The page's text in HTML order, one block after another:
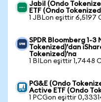
Jabil (Ondo
ETF (Ondo
1 JBLon eşittir 6,5197
SPDR Bloomberg 1-3
Tokenized)'dan
Tokenized)'na
1 BILon eşittir 1,7448
PG&E (Ondo
Active ETF (Ondo
1 PCGon eşittir